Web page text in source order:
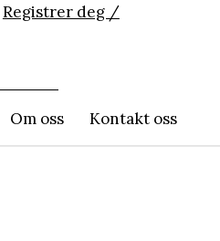
Registrer deg /
Om oss Kontakt oss